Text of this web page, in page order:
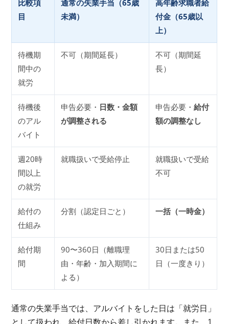
比較項
目
通常の失業手当（65歳
未満）
高年齢求職者給
付金（65歳以
上）
待機期
間中の
就労
不可（期間延長）
不可（期間延
長）
待機後
のアル
バイト
申告必要・ 日数・金額
が調整される
申告必要・給付
額の調整なし
週20時
間以上
の就労
就職扱いで受給停止
就職扱いで受給
不可
給付の
仕組み
分割（認定日ごと） 一括（一時金）
給付期
間
90〜360日（離職理
由・年齢・加入期間に
よる）
30日または50
日（一度きり）
通常の失業手当では、アルバイトをした日は「就労日」